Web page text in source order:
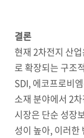
결론
현재 2차전지 산
로 확장되는 구조
SDI, 에코프로비
소재 분야에서 2
시장은 단순 성장
성이 높아, 이러한